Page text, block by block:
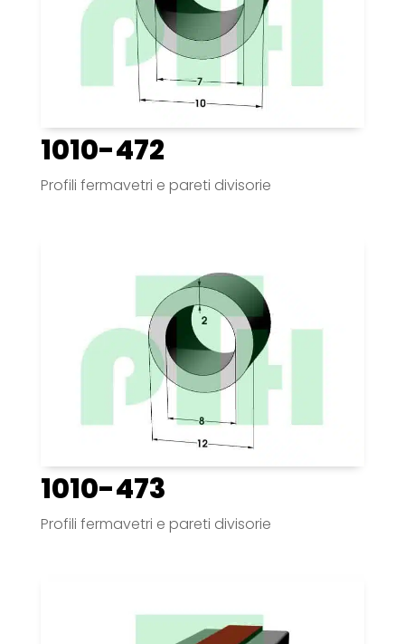
1010-472
Profili fermavetri e pareti divisorie
1010-473
Profili fermavetri e pareti divisorie